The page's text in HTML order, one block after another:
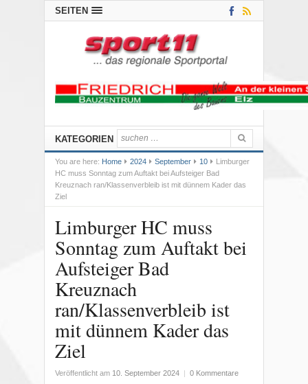
SEITEN
KATEGORIEN
You are here: Home 2024 September 10
Limburger
HC muss Sonntag zum Auftakt bei Aufsteiger Bad
Kreuznach ran/Klassenverbleib ist mit dünnem Kader das
Ziel
Limburger HC muss
Sonntag zum Auftakt bei
Aufsteiger Bad
Kreuznach
ran/Klassenverbleib ist
mit dünnem Kader das
Ziel
Veröffentlicht am 10. September 2024 0 Kommentare